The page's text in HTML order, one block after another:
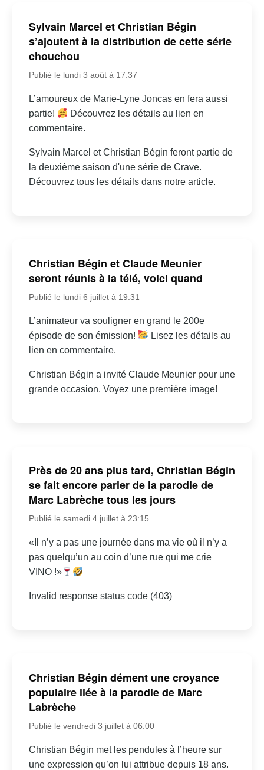
Sylvain Marcel et Christian Bégin
s’ajoutent à la distribution de cette série
chouchou
Publié le lundi 3 août à 17:37
L’amoureux de Marie-Lyne Joncas en fera aussi
partie!
Découvrez les détails au lien en
commentaire.
Sylvain Marcel et Christian Bégin feront partie de
la deuxième saison d'une série de Crave.
Découvrez tous les détails dans notre article.
Christian Bégin et Claude Meunier
seront réunis à la télé, voici quand
Publié le lundi 6 juillet à 19:31
L’animateur va souligner en grand le 200e
épisode de son émission!
Lisez les détails au
lien en commentaire.
Christian Bégin a invité Claude Meunier pour une
grande occasion. Voyez une première image!
Près de 20 ans plus tard, Christian Bégin
se fait encore parler de la parodie de
Marc Labrèche tous les jours
Publié le samedi 4 juillet à 23:15
«Il n’y a pas une journée dans ma vie où il n’y a
pas quelqu’un au coin d’une rue qui me crie
VINO !»
Invalid response status code (403)
Christian Bégin dément une croyance
populaire liée à la parodie de Marc
Labrèche
Publié le vendredi 3 juillet à 06:00
Christian Bégin met les pendules à l’heure sur
une expression qu’on lui attribue depuis 18 ans.